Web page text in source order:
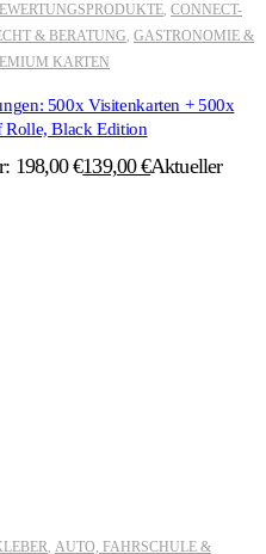
, CONNECT-
& BERATUNG, GASTRONOMIE &
KARTEN
500x Visitenkarten + 500x
Black Edition
198,00 €139,00€Aktueller
, AUTO, FAHRSCHULE &